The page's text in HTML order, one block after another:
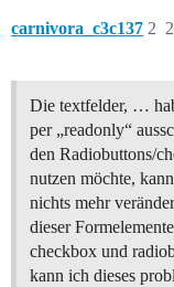
carnivora_c3c137 2
Die textfelder, …
per „readonly“
den Radiobuttons/
nutzen möchte,
nichts mehr
dieser
checkbox und
kann ich dieses